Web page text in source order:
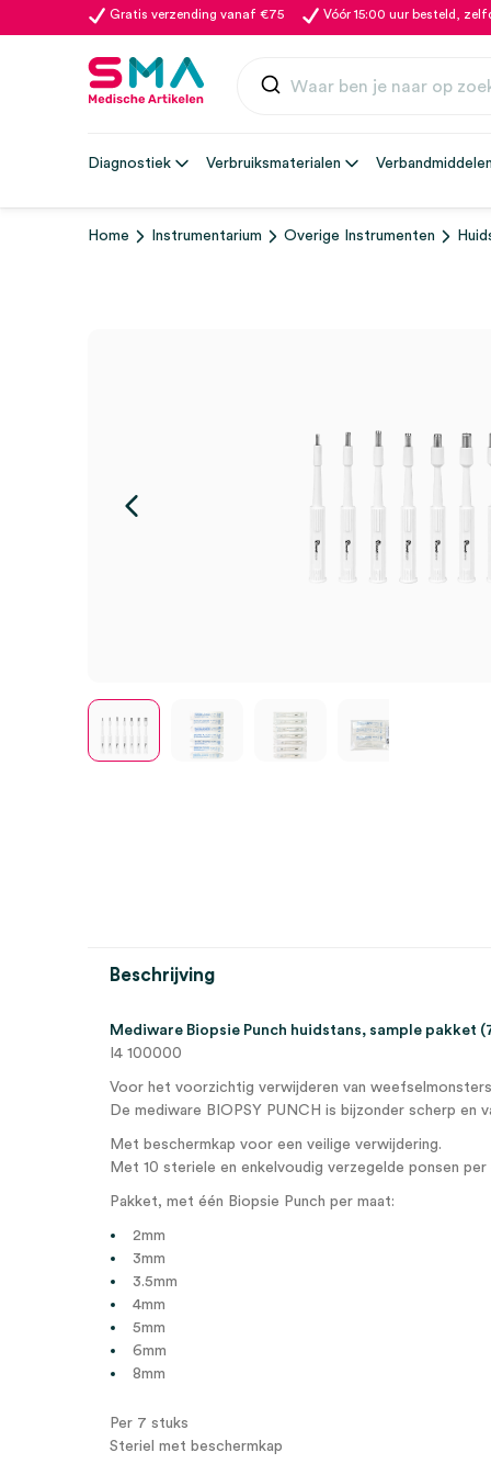
Gratis verzending vanaf €75 Vóór 15:00 uur besteld,
Diagnostiek Verbruiksmaterialen Verbandmiddelen
Home Instrumentarium Overige Instrumenten
Beschrijving
Mediware Biopsie Punch huidstans, sample pakket
I4 100000
Voor het voorzichtig verwijderen van
De mediware BIOPSY PUNCH is bijzonder scherp en
Met beschermkap voor een veilige verwijdering.
Met 10 steriele en enkelvoudig verzegelde ponsen per
Pakket, met één Biopsie Punch per maat:
2mm
3mm
3.5mm
4mm
5mm
6mm
8mm
Per 7 stuks
Steriel met beschermkap